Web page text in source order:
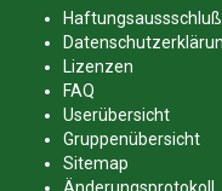
Haftungsaussschluß
Lizenzen
FAQ
Userübersicht
Gruppenübersicht
Sitemap